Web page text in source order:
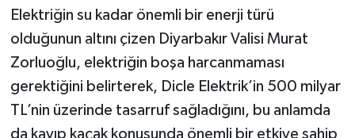
Elektriğin su kadar önemli bir enerji türü
olduğunun altını çizen Diyarbakır Valisi Murat
Zorluoğlu, elektriğin boşa harcanmaması
gerektiğini belirterek, Dicle Elektrik’in 500 milyar
TL’nin üzerinde tasarruf sağladığını, bu anlamda
da kayıp kaçak konusunda önemli bir etkiye sahip